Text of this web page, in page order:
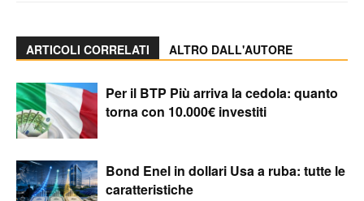
ARTICOLI CORRELATI ALTRO DALL'AUTORE
Per il BTP Più arriva la cedola: quanto
torna con 10.000€ investiti
Bond Enel in dollari Usa a ruba: tutte le
caratteristiche